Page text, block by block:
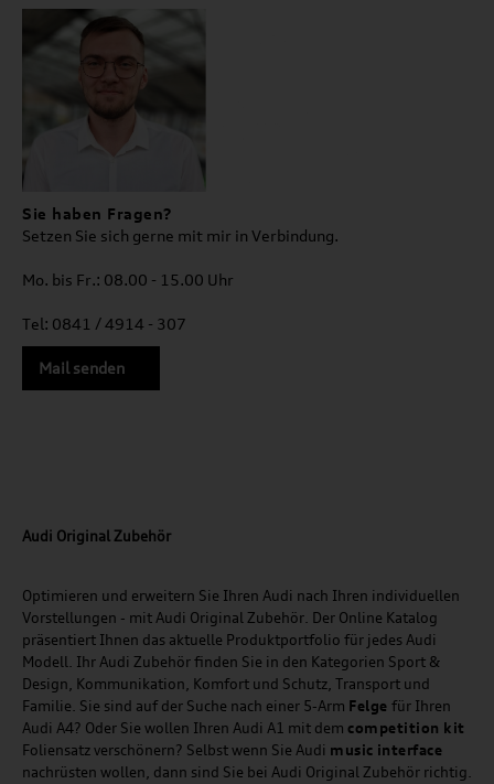
Sie haben Fragen?
Setzen Sie sich gerne mit mir in Verbindung.
Mo. bis Fr.: 08.00 - 15.00 Uhr
Tel: 0841 / 4914 - 307
Mail senden
Audi Original Zubehör
Optimieren und erweitern Sie Ihren Audi nach Ihren individuellen
Vorstellungen - mit Audi Original Zubehör. Der Online Katalog
präsentiert Ihnen das aktuelle Produktportfolio für jedes Audi
Modell. Ihr Audi Zubehör finden Sie in den Kategorien Sport &
Design, Kommunikation, Komfort und Schutz, Transport und
Familie. Sie sind auf der Suche nach einer 5-Arm Felge für Ihren
Audi A4? Oder Sie wollen Ihren Audi A1 mit dem competition kit
Foliensatz verschönern? Selbst wenn Sie Audi music interface
nachrüsten wollen, dann sind Sie bei Audi Original Zubehör richtig.